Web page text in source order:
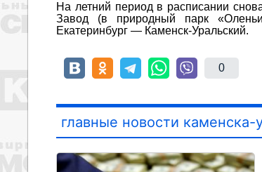
На летний период в расписании
Завод (в природный парк
Екатеринбург — Каменск-Уральский.
0
главные новости каменска-